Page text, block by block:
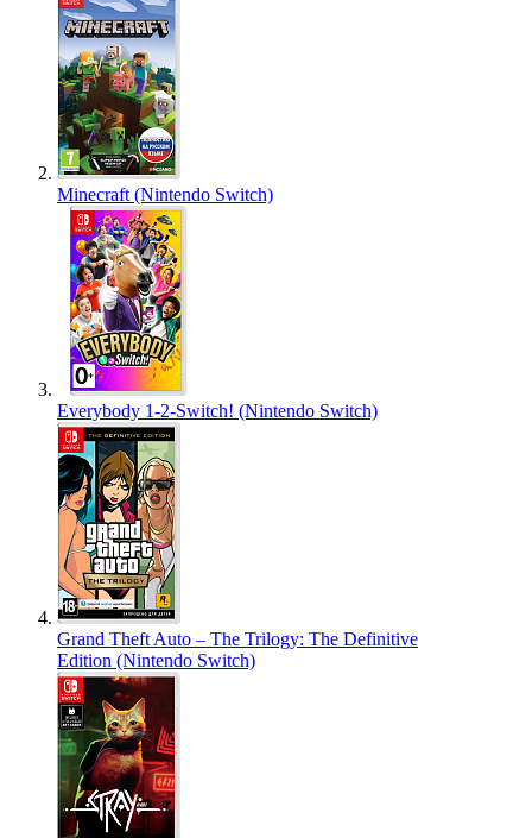
Minecraft (Nintendo Switch)
Everybody 1-2-Switch! (Nintendo Switch)
Grand Theft Auto – The Trilogy: The Definitive
Edition (Nintendo Switch)